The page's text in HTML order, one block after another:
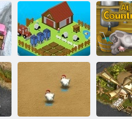
Bir çiftlik
kurmak